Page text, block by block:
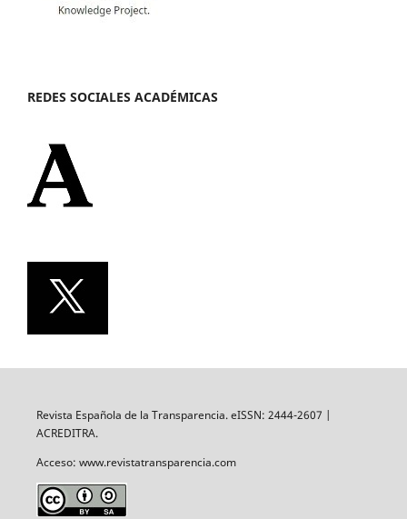
REDES SOCIALES ACADÉMICAS
Revista Española de la Transparencia. eISSN: 2444-2607 |
ACREDITRA.
Acceso: www.revistatransparencia.com